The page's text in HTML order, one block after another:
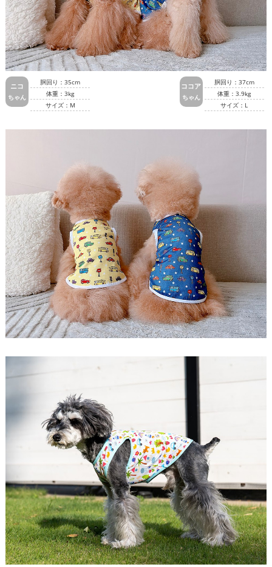
ニコ
ちゃん
胴回り：35cm
体重：3kg
サイズ：M
ココア
ちゃん
胴回り：37cm
体重：3.9kg
サイズ：L